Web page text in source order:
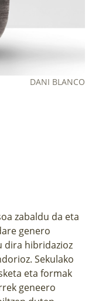
DANI BLANCO
zabaldu da eta
genero
dira hibridazioz
Sekulako
eta formak
geneero